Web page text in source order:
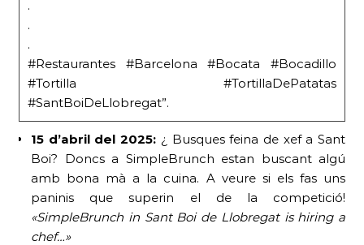
.
.
.
#Restaurantes #Barcelona #Bocata #Bocadillo
#Tortilla #TortillaDePatatas
#SantBoiDeLlobregat”.
15 d’abril del 2025: ¿ Busques feina de xef a Sant
Boi? Doncs a SimpleBrunch estan buscant algú
amb bona mà a la cuina. A veure si els fas uns
paninis que superin el de la competició!
«SimpleBrunch in Sant Boi de Llobregat is hiring a
chef…»